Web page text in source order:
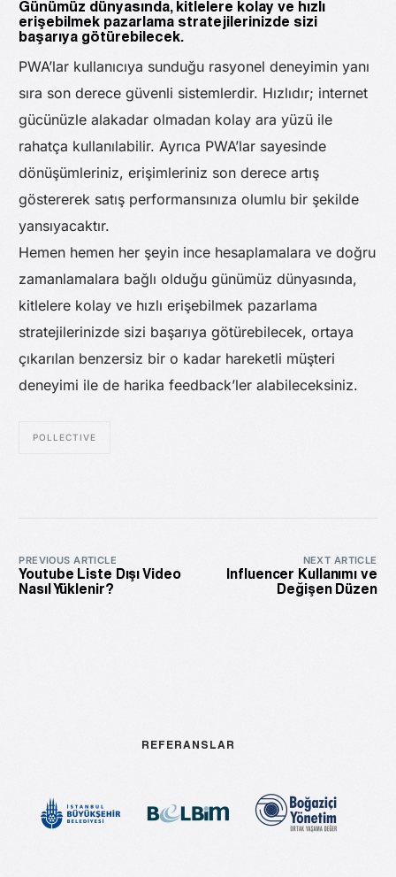
Günümüz dünyasında, kitlelere kolay ve hızlı
erişebilmek pazarlama stratejilerinizde sizi
başarıya götürebilecek.
PWA’lar kullanıcıya sunduğu rasyonel deneyimin yanı
sıra son derece güvenli sistemlerdir. Hızlıdır; internet
gücünüzle alakadar olmadan kolay ara yüzü ile
rahatça kullanılabilir. Ayrıca PWA’lar sayesinde
dönüşümleriniz, erişimleriniz son derece artış
göstererek satış performansınıza olumlu bir şekilde
yansıyacaktır.
Hemen hemen her şeyin ince hesaplamalara ve doğru
zamanlamalara bağlı olduğu günümüz dünyasında,
kitlelere kolay ve hızlı erişebilmek pazarlama
stratejilerinizde sizi başarıya götürebilecek, ortaya
çıkarılan benzersiz bir o kadar hareketli müşteri
deneyimi ile de harika feedback’ler alabileceksiniz.
POLLECTIVE
PREVIOUS ARTICLE
Youtube Liste Dışı Video
Nasıl Yüklenir?
NEXT ARTICLE
Influencer Kullanımı ve
Değişen Düzen
REFERANSLAR